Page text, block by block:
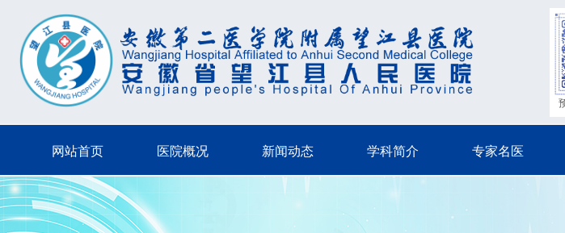
网站首页 医院概况 新闻动态 学科简介 专家名医
网站首页 医院概况 新闻动态 学科简介 专家名医